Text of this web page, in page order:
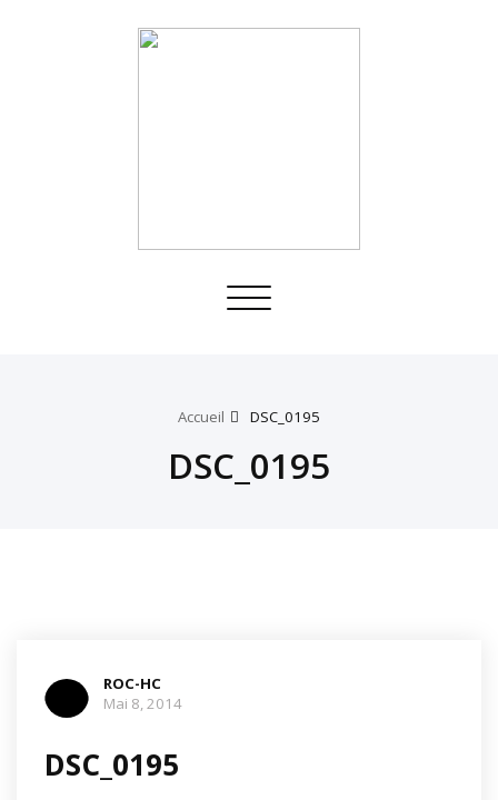
Toggle
Accueil DSC_0195
DSC_0195
ROC-HC
Mai 8, 2014
DSC_0195